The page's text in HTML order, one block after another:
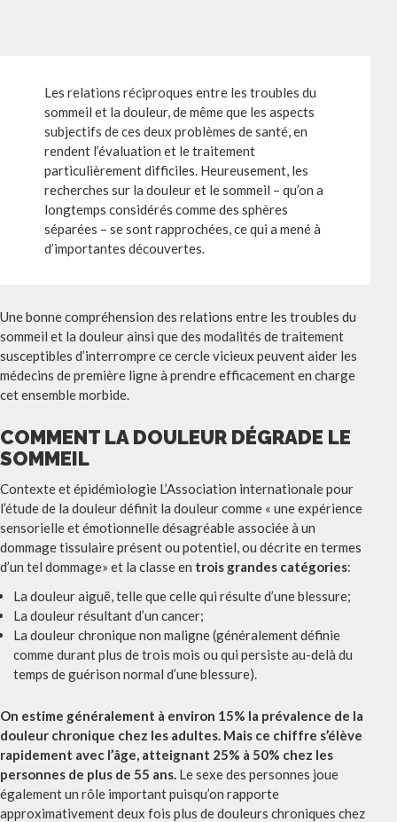
Les relations réciproques entre les troubles du
sommeil et la douleur, de même que les aspects
subjectifs de ces deux problèmes de santé, en
rendent l’évaluation et le traitement
particulièrement difficiles. Heureusement, les
recherches sur la douleur et le sommeil – qu’on a
longtemps considérés comme des sphères
séparées – se sont rapprochées, ce qui a mené à
d’importantes découvertes.
Une bonne compréhension des relations entre les troubles du
sommeil et la douleur ainsi que des modalités de traitement
susceptibles d’interrompre ce cercle vicieux peuvent aider les
médecins de première ligne à prendre efficacement en charge
cet ensemble morbide.
COMMENT LA DOULEUR DÉGRADE LE
SOMMEIL
Contexte et épidémiologie L’Association internationale pour
l’étude de la douleur définit la douleur comme « une expérience
sensorielle et émotionnelle désagréable associée à un
dommage tissulaire présent ou potentiel, ou décrite en termes
d’un tel dommage» et la classe en trois grandes catégories:
La douleur aiguë, telle que celle qui résulte d’une blessure;
La douleur résultant d’un cancer;
La douleur chronique non maligne (généralement définie
comme durant plus de trois mois ou qui persiste au-delà du
temps de guérison normal d’une blessure).
On estime généralement à environ 15% la prévalence de la
douleur chronique chez les adultes. Mais ce chiffre s’élève
rapidement avec l’âge, atteignant 25% à 50% chez les
personnes de plus de 55 ans. Le sexe des personnes joue
également un rôle important puisqu’on rapporte
approximativement deux fois plus de douleurs chroniques chez